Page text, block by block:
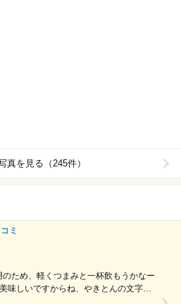
真を見る（245件）
ミ